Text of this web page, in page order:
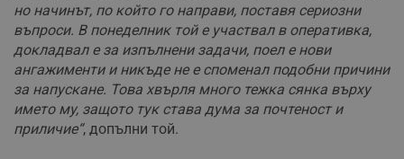
но начинът, по който го направи, поставя сериозни
въпроси. В понеделник той е участвал в оперативка,
докладвал е за изпълнени задачи, поел е нови
ангажименти и никъде не е споменал подобни причини
за напускане. Това хвърля много тежка сянка върху
името му, защото тук става дума за почтеност и
приличие“, допълни той.